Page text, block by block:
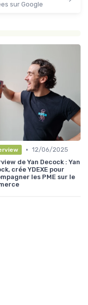
sur Google
• 12/06/2025
de Yan Decock : Yan
crée YDEXE pour
les PME sur le